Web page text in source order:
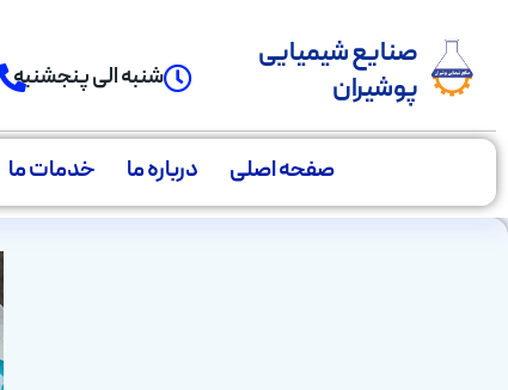
صنایع شیمیایی
پوشیران
شنبه الی پنجشنبه
صفحه اصلی درباره ما خدمات ما